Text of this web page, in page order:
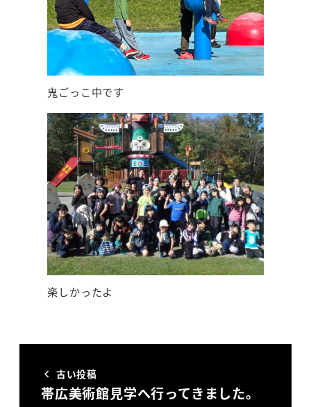
鬼ごっこ中です
楽しかったよ
古い投稿
帯広美術館見学へ行ってきました。